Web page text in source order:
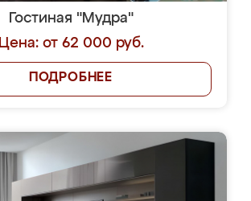
Гостиная "Мудра"
Цена: от 62 000 руб.
ПОДРОБНЕЕ